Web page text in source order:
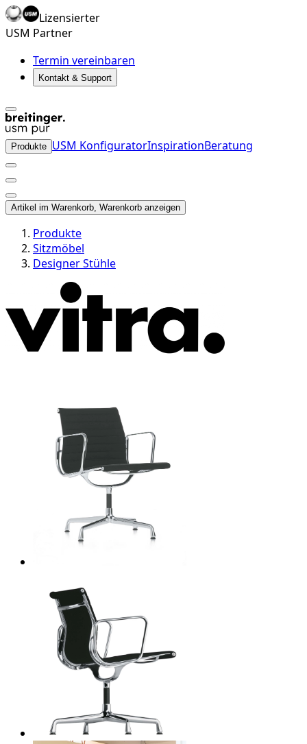
Lizensierter
USM Partner
Termin vereinbaren
Kontakt & Support
Produkte USM KonfiguratorInspirationBeratung
Artikel im Warenkorb, Warenkorb anzeigen
Produkte
Sitzmöbel
Designer Stühle